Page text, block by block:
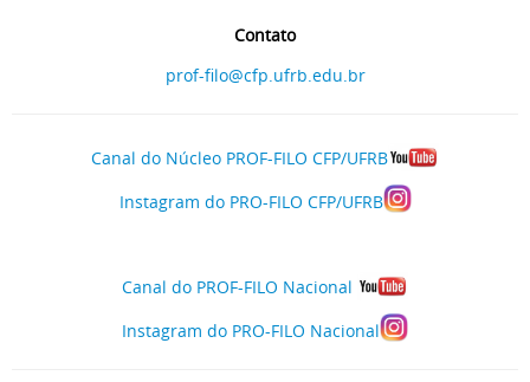
Contato
prof-filo@cfp.ufrb.edu.br
Canal do Núcleo PROF-FILO CFP/UFRB
Instagram do PRO-FILO CFP/UFRB
Canal do PROF-FILO Nacional
Instagram do PRO-FILO Nacional